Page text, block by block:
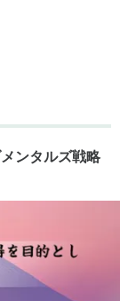
ンタルズ戦略